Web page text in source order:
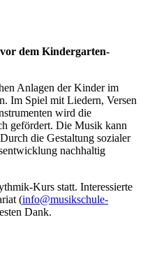
dem Kindergarten-
Anlagen der Kinder im
Im Spiel mit Liedern, Versen
wird die
gefördert. Die Musik kann
die Gestaltung sozialer
nachhaltig
Kurs statt. Interessierte
(info@musikschule-
Dank.